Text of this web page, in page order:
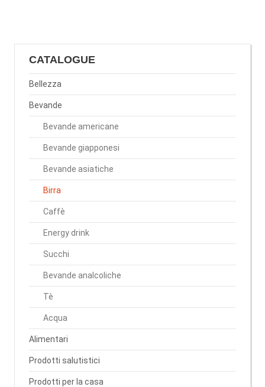
CATALOGUE
Bellezza
Bevande
Bevande americane
Bevande giapponesi
Bevande asiatiche
Birra
Caffè
Energy drink
Succhi
Bevande analcoliche
Tè
Acqua
Alimentari
Prodotti salutistici
Prodotti per la casa